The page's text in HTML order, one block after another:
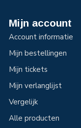
Mijn account
Account informatie
Mijn bestellingen
Mijn tickets
Mijn verlanglijst
Vergelijk
Alle producten